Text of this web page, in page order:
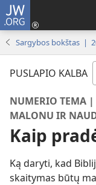
JW.ORG
Sargybos bokštas |
PUSLAPIO KALBA
NUMERIO TEMA
MALONU IR
Kaip
Ką daryti, kad
skaitymas būtų